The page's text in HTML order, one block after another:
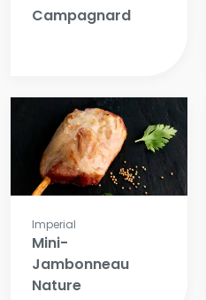
Campagnard
Imperial
Mini-
Jambonneau
Nature